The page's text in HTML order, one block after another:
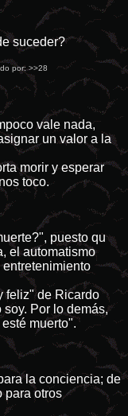
suceder?
por:>>28
vale nada,
un valor a la
morir y esperar
toco.
puesto qu
el automatismo
feliz" de Ricardo
Por lo demás,
muerto".
la conciencia; de
para otros